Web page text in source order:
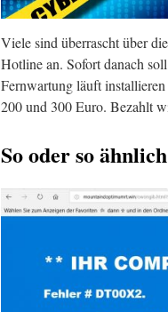
Viele sind überrascht über
Hotline an. Sofort danach
Fernwartung läuft
200 und 300 Euro. Bezahlt
So oder so